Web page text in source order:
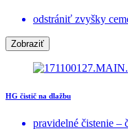
odstrániť zvyšky
Zobraziť
HG čistič na dlažbu
pravidelné čistenie –